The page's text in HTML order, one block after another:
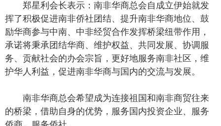
郑星利会长表示：南非华商总会自成立伊始就发
挥了积极促进南非侨社团结、提升南非华商地位、鼓
励华商参与中南、中非经贸合作发挥桥梁纽带作用，
承诺将秉承团结华商、维护权益、共同发展、协调服
务、贡献社会的办会宗旨，更好地服务南非社区，维
护华人利益，促进南非华商与国内的交流与发展。
南非华商总会希望成为连接祖国和南非商贸往来
的桥梁，借助自身的优势，服务国内投资企业、服务